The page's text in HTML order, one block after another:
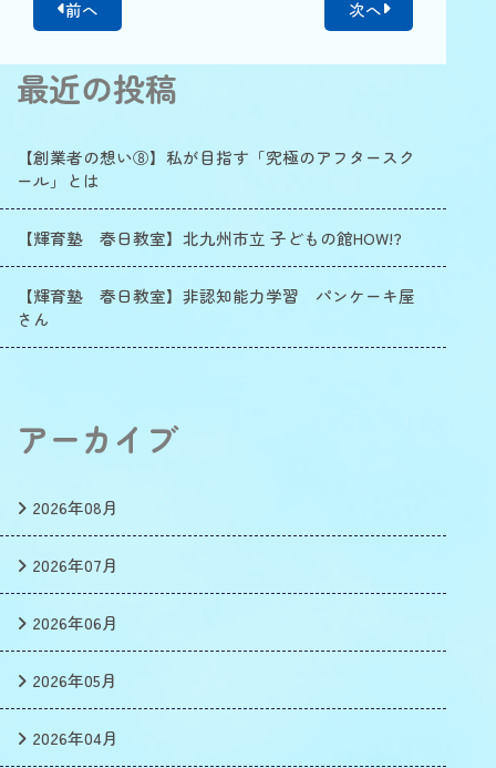
前へ
次へ
最近の投稿
【創業者の想い⑧】私が目指す「究極のアフタースク
ール」とは
【輝育塾 春日教室】北九州市立 子どもの館HOW!?
【輝育塾 春日教室】非認知能力学習 パンケーキ屋
さん
アーカイブ
2026年08月
2026年07月
2026年06月
2026年05月
2026年04月